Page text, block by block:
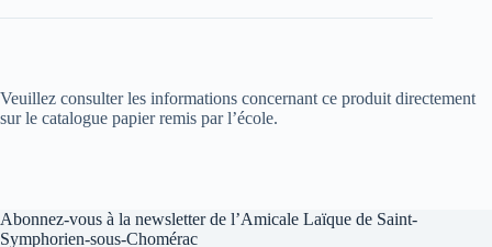
Veuillez consulter les informations concernant ce produit directement
sur le catalogue papier remis par l’école.
Abonnez-vous à la newsletter de l’Amicale Laïque de Saint-
Symphorien-sous-Chomérac